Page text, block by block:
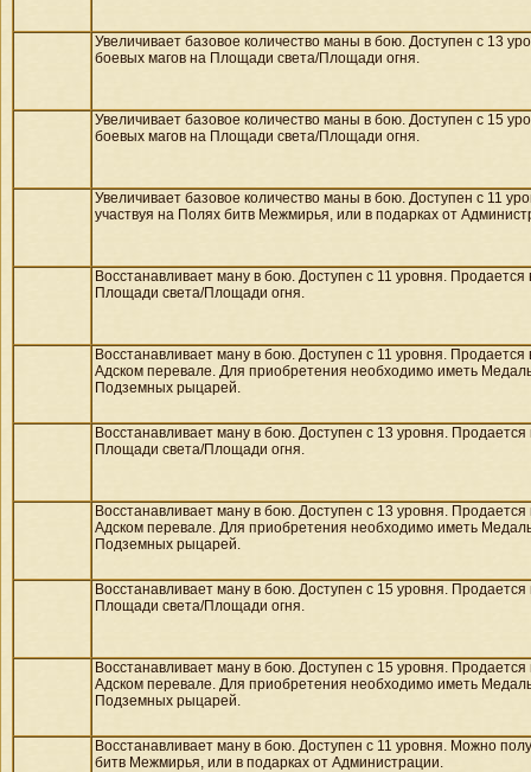
Увеличивает базовое количество маны в бою. Доступен с 13
боевых магов на Площади света/Площади огня.
Увеличивает базовое количество маны в бою. Доступен с 15
боевых магов на Площади света/Площади огня.
Увеличивает базовое количество маны в бою. Доступен с 11
участвуя на Полях битв Межмирья, или в подарках от
Восстанавливает ману в бою. Доступен с 11 уровня.
Площади света/Площади огня.
Восстанавливает ману в бою. Доступен с 11 уровня.
Адском перевале. Для приобретения необходимо иметь
Подземных рыцарей.
Восстанавливает ману в бою. Доступен с 13 уровня.
Площади света/Площади огня.
Восстанавливает ману в бою. Доступен с 13 уровня.
Адском перевале. Для приобретения необходимо иметь
Подземных рыцарей.
Восстанавливает ману в бою. Доступен с 15 уровня.
Площади света/Площади огня.
Восстанавливает ману в бою. Доступен с 15 уровня.
Адском перевале. Для приобретения необходимо иметь
Подземных рыцарей.
Восстанавливает ману в бою. Доступен с 11 уровня. Можно
битв Межмирья, или в подарках от Администрации.